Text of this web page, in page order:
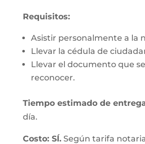
Requisitos:
Asistir personalmente a la
Llevar la cédula de
Llevar el documento que
reconocer.
Tiempo estimado de
día.
Costo: SÍ.Según tarifa